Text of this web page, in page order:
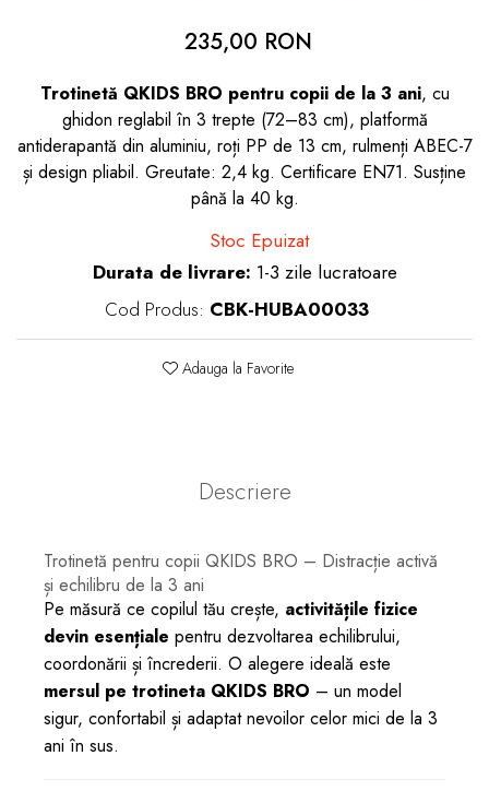
Produse îngrijire copii
Igiena copii
235,00 RON
Trotinetă QKIDS BRO pentru copii de la 3 ani, cu
ghidon reglabil în 3 trepte (72–83 cm), platformă
antiderapantă din aluminiu, roți PP de 13 cm, rulmenți ABEC-7
și design pliabil. Greutate: 2,4 kg. Certificare EN71. Susține
până la 40 kg.
Stoc Epuizat
Durata de livrare: 1-3 zile lucratoare
Cod Produs: CBK-HUBA00033
Adauga la Favorite
Descriere
Trotinetă pentru copii QKIDS BRO – Distracție activă
și echilibru de la 3 ani
Pe măsură ce copilul tău crește, activitățile fizice
devin esențiale pentru dezvoltarea echilibrului,
coordonării și încrederii. O alegere ideală este
mersul pe trotineta QKIDS BRO – un model
sigur, confortabil și adaptat nevoilor celor mici de la 3
ani în sus.